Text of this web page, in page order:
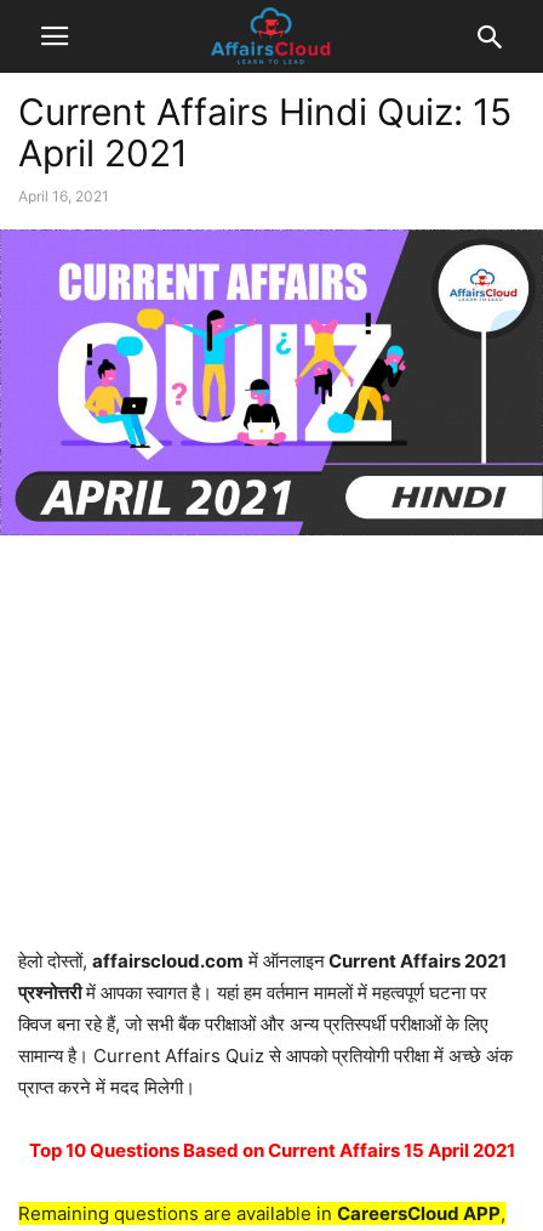
Current Affairs Hindi Quiz: 15
April 2021
April 16, 2021
हेलो दोस्तों, affairscloud.com में ऑनलाइनCurrent Affairs 2021
प्रश्नोत्तरीमें आपका स्वागत है। यहां हम वर्तमान मामलों में महत्वपूर्ण घटना पर
क्विज बना रहे हैं, जो सभी बैंक परीक्षाओं और अन्य प्रतिस्पर्धी परीक्षाओं के लिए
सामान्य है। Current Affairs Quiz से आपको प्रतियोगी परीक्षा में अच्छे अंक
प्राप्त करने में मदद मिलेगी।
Top 10 Questions Based on Current Affairs 15 April 2021
Remaining questions are available in CareersCloud APP,